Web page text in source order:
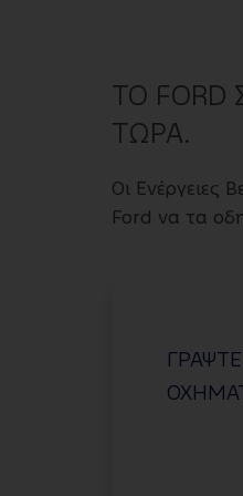
ΤΟ
ΤΩΡΑ.
Οι Ενέργειες
Ford να τα